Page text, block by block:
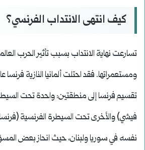
كيف انتهى الانتداب الفرنسي؟
تسارعت نهاية الانتداب بسبب تأثير الحرب
تقسيم فرنسا إلى منطقتين: واحدة تحت
فيشي) والأخرى تحت السيطرة الفرنسية
نفسه في سوريا ولبنان، حيث انحاز بعض